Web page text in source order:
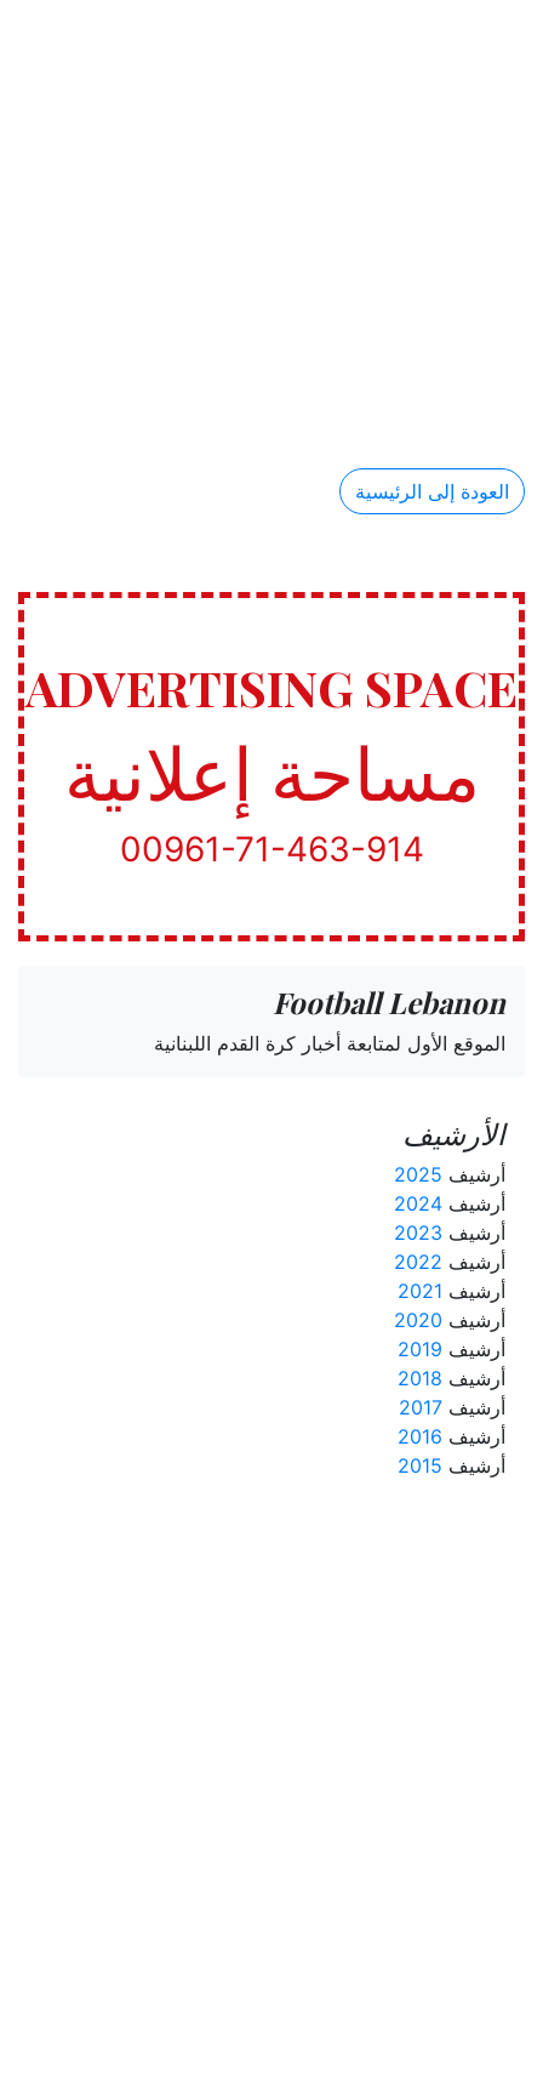
العودة إلى الرئيسية
ADVERTISING SPACE
مساحة إعلانية
00961-71-463-914
Football Lebanon
الموقع الأول لمتابعة أخبار كرة القدم اللبنانية
الأرشيف
أرشيف 2025
أرشيف 2024
أرشيف 2023
أرشيف 2022
أرشيف 2021
أرشيف 2020
أرشيف 2019
أرشيف 2018
أرشيف 2017
أرشيف 2016
أرشيف 2015